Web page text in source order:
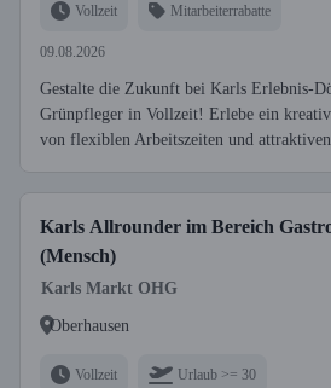
Vollzeit Mitarbeiterrabatte
09.08.2026
Gestalte die Zukunft bei Karls Erlebnis-
Grünpfleger in Vollzeit! Erlebe ein
von flexiblen Arbeitszeiten und
Karls Allrounder im Bereich
(Mensch)
Karls Markt OHG
Oberhausen
Vollzeit Urlaub >= 30